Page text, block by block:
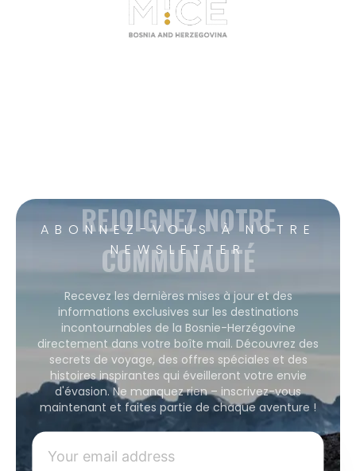
ABONNEZ-VOUS À NOTRE
NEWSLETTER
REJOIGNEZ NOTRE
COMMUNAUTÉ
Recevez les dernières mises à jour et des
informations exclusives sur les destinations
incontournables de la Bosnie-Herzégovine
directement dans votre boîte mail. Découvrez des
secrets de voyage, des offres spéciales et des
histoires inspirantes qui éveilleront votre envie
d'évasion. Ne manquez rien – inscrivez-vous
maintenant et faites partie de chaque aventure !